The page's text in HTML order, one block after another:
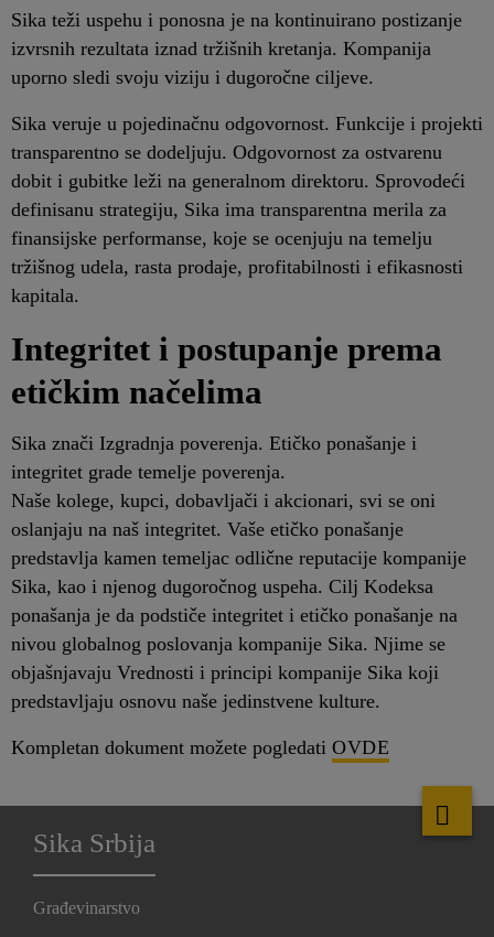
Sika teži uspehu i ponosna je na kontinuirano postizanje
izvrsnih rezultata iznad tržišnih kretanja. Kompanija
uporno sledi svoju viziju i dugoročne ciljeve.
Sika veruje u pojedinačnu odgovornost. Funkcije i projekti
transparentno se dodeljuju. Odgovornost za ostvarenu
dobit i gubitke leži na generalnom direktoru. Sprovodeći
definisanu strategiju, Sika ima transparentna merila za
finansijske performanse, koje se ocenjuju na temelju
tržišnog udela, rasta prodaje, profitabilnosti i efikasnosti
kapitala.
Integritet i postupanje prema
etičkim načelima
Sika znači Izgradnja poverenja. Etičko ponašanje i
integritet grade temelje poverenja.
Naše kolege, kupci, dobavljači i akcionari, svi se oni
oslanjaju na naš integritet. Vaše etičko ponašanje
predstavlja kamen temeljac odlične reputacije kompanije
Sika, kao i njenog dugoročnog uspeha. Cilj Kodeksa
ponašanja je da podstiče integritet i etičko ponašanje na
nivou globalnog poslovanja kompanije Sika. Njime se
objašnjavaju Vrednosti i principi kompanije Sika koji
predstavljaju osnovu naše jedinstvene kulture.
Kompletan dokument možete pogledati OVDE
Sika Srbija
Građevinarstvo